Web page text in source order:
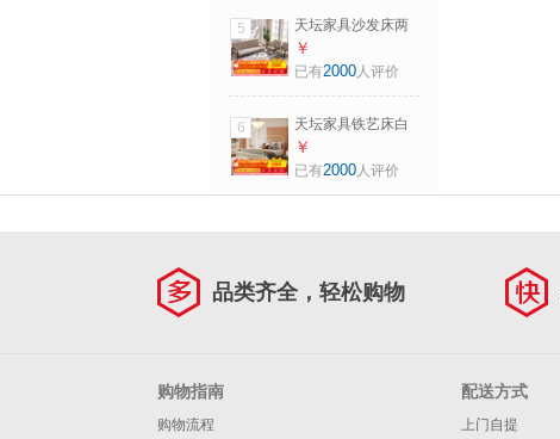
（不含床垫）
1.2*2.0m
5
天坛家具沙发床两
用经典可折叠布艺
沙发现代简约单人
￥
已有2000人评价
6
天坛家具铁艺床白
色铁艺婚床经典简
约奶油风双人床单
￥
已有2000人评价
品类齐全，轻松购物
购物指南
购物流程
配送方式
上门自提